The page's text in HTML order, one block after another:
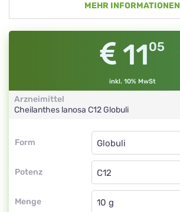
MEHR INFORMATIONEN
1105
inkl. 10% MwSt
Arzneimittel
Cheilanthes lanosa C12Globuli
Form
Form
Potenz
Globuli
C12
Menge
Globuli